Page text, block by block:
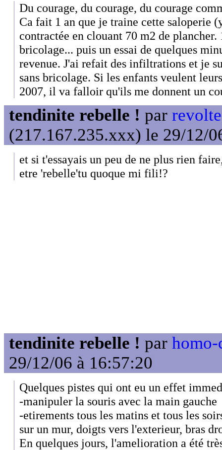
Du courage, du courage, du courage
Ca fait 1 an que je traine cette saloperie
contractée en clouant 70 m2 de plancher.
bricolage... puis un essai de quelques
revenue. J'ai refait des infiltrations et je
sans bricolage. Si les enfants veulent
2007, il va falloir qu'ils me donnent un
tendinite rebelle ! par
(217.167.235.xxx) le 29/12/
et si t'essayais un peu de ne plus rien
etre 'rebelle'tu quoque mi fili!?
tendinite rebelle ! par
29/12/06 à 16:57:20
Quelques pistes qui ont eu un effet
-manipuler la souris avec la main gauche
-etirements tous les matins et tous les
sur un mur, doigts vers l'exterieur, bras
En quelques jours, l'amelioration a été